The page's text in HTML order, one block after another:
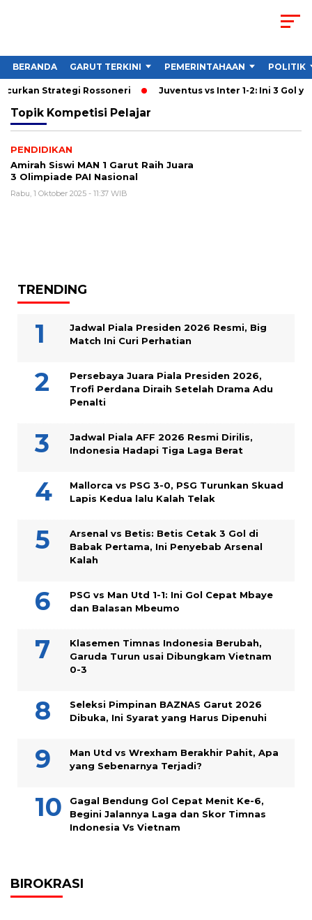
BERANDA GARUT TERKINI PEMERINTAHAAN POLITIK
Strategi Rossoneri Juventus vs Inter 1-2: Ini 3 Gol
Topik Kompetisi Pelajar
PENDIDIKAN
Amirah Siswi MAN 1 Garut Raih Juara
3 Olimpiade PAI Nasional
Rabu, 1 Oktober 2025 - 11:37 WIB
TRENDING
Jadwal Piala Presiden 2026 Resmi, Big
Match Ini Curi Perhatian
Persebaya Juara Piala Presiden 2026,
Trofi Perdana Diraih Setelah Drama Adu
Penalti
Jadwal Piala AFF 2026 Resmi Dirilis,
Indonesia Hadapi Tiga Laga Berat
Mallorca vs PSG 3-0, PSG Turunkan Skuad
Lapis Kedua lalu Kalah Telak
Arsenal vs Betis: Betis Cetak 3 Gol di
Babak Pertama, Ini Penyebab Arsenal
Kalah
PSG vs Man Utd 1-1: Ini Gol Cepat Mbaye
dan Balasan Mbeumo
Klasemen Timnas Indonesia Berubah,
Garuda Turun usai Dibungkam Vietnam
0-3
Seleksi Pimpinan BAZNAS Garut 2026
Dibuka, Ini Syarat yang Harus Dipenuhi
Man Utd vs Wrexham Berakhir Pahit, Apa
yang Sebenarnya Terjadi?
Gagal Bendung Gol Cepat Menit Ke-6,
Begini Jalannya Laga dan Skor Timnas
Indonesia Vs Vietnam
BIROKRASI